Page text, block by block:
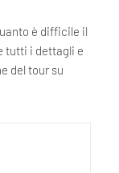
è difficile il
tutti i dettagli e
del tour su